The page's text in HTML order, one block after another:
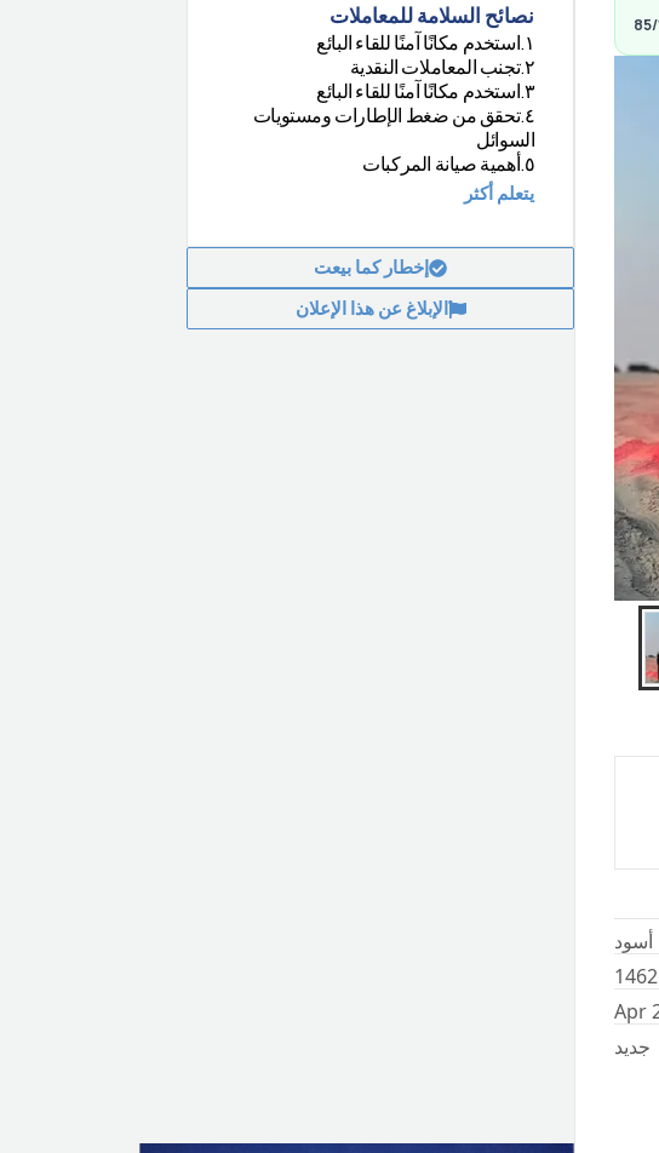
85
أسود
1462
Apr
جديد
نصائح السلامة للمعاملات
١.استخدم مكانًا آمنًا للقاء البائع
٢.تجنب المعاملات النقدية
٣.استخدم مكانًا آمنًا للقاء البائع
٤.تحقق من ضغط الإطارات ومستويات
السوائل
٥.أهمية صيانة المركبات
يتعلم أكثر
إخطار كما بيعت
الإبلاغ عن هذا الإعلان